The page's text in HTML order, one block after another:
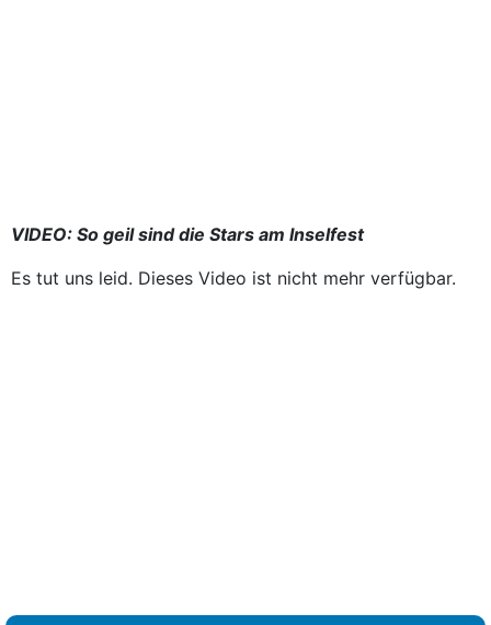
VIDEO: So geil sind die Stars am Inselfest
Es tut uns leid. Dieses Video ist nicht mehr verfügbar.